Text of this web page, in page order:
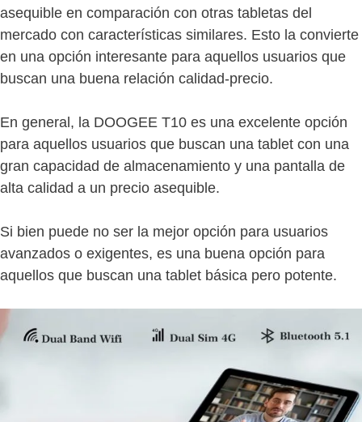
asequible en comparación con otras tabletas del
mercado con características similares. Esto la convierte
en una opción interesante para aquellos usuarios que
buscan una buena relación calidad-precio.
En general, la DOOGEE T10 es una excelente opción
para aquellos usuarios que buscan una tablet con una
gran capacidad de almacenamiento y una pantalla de
alta calidad a un precio asequible.
Si bien puede no ser la mejor opción para usuarios
avanzados o exigentes, es una buena opción para
aquellos que buscan una tablet básica pero potente.